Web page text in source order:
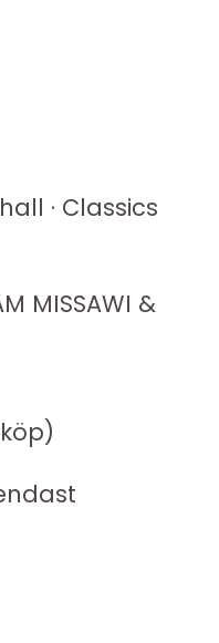
· Classics
MISSAWI &